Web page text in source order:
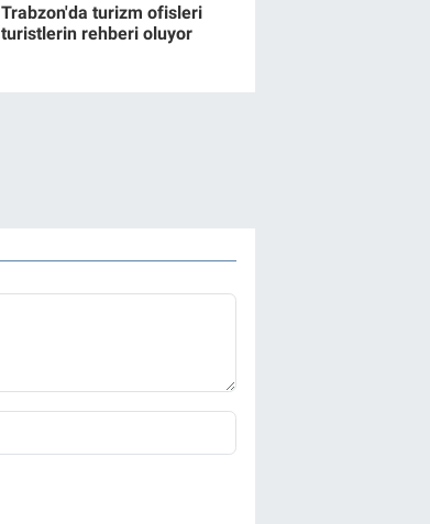
Trabzon'da turizm ofisleri
turistlerin rehberi oluyor